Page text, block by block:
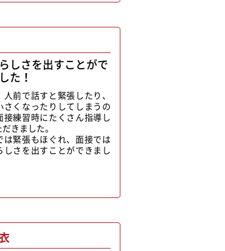
しさを出すことがで
た！
人前で話すと緊張したり、
さくなったりしてしまうの
接練習時にたくさん指導し
きました。
は緊張もほぐれ、面接では
しさを出すことができまし